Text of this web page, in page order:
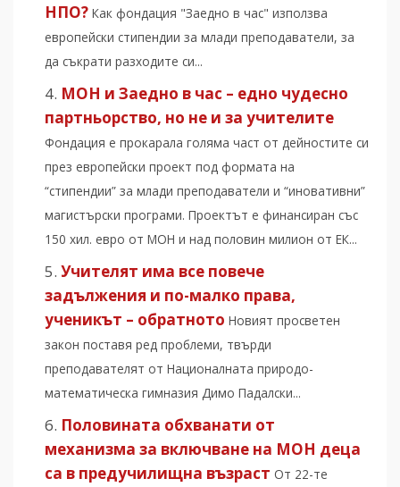
НПО? Как фондация "Заедно в час" използва
европейски стипендии за млади преподаватели, за
да съкрати разходите си...
МОН и Заедно в час – едно чудесно
партньорство, но не и за учителите
Фондация е прокарала голяма част от дейностите си
през европейски проект под формата на
“стипендии” за млади преподаватели и “иновативни”
магистърски програми. Проектът е финансиран със
150 хил. евро от МОН и над половин милион от ЕК...
Учителят има все повече
задължения и по-малко права,
ученикът – обратното Новият просветен
закон поставя ред проблеми, твърди
преподавателят от Националната природо-
математическа гимназия Димо Падалски...
Половината обхванати от
механизма за включване на МОН деца
са в предучилищна възраст От 22-те